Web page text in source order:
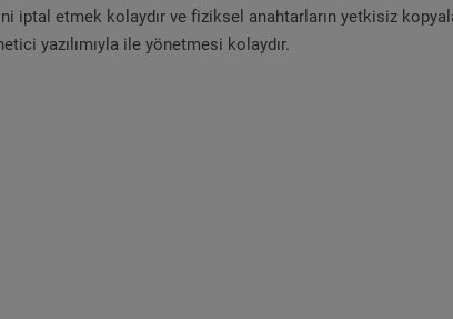
iptal etmek kolaydır ve fiziksel anahtarların yetkisiz
yazılımıyla ile yönetmesi kolaydır.